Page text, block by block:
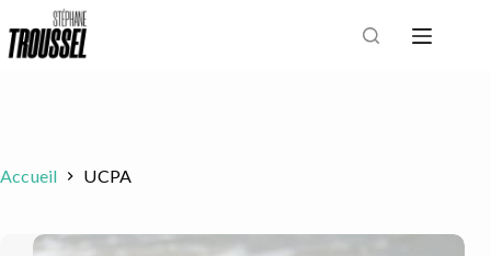
au
Accueil UCPA